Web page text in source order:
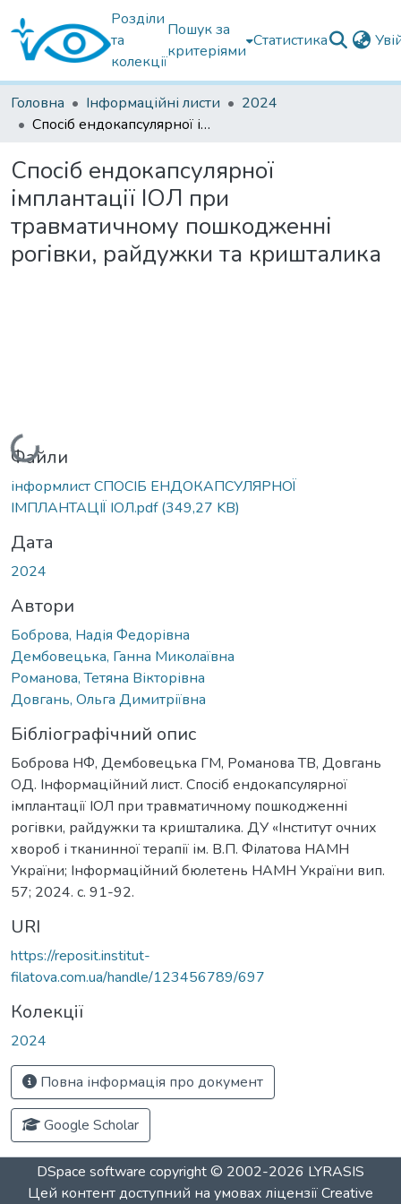
Розділи
та
колекції
Пошук за
критеріями
Статистика
Головна Інформаційні листи
2024
Cпосіб ендокапсулярної імплантації ІОЛ при травматичному пошкодженні рогівки, райдужки та кришталика
Cпосіб ендокапсулярної
імплантації ІОЛ при
травматичному пошкодженні
рогівки, райдужки та кришталика
Вантажиться...
Файли
інформлист CПОСІБ ЕНДОКАПСУЛЯРНОЇ
ІМПЛАНТАЦІЇ ІОЛ.pdf(349,27 KB)
Дата
2024
Автори
Боброва, Надія Федорівна
Дембовецька, Ганна Миколаївна
Романова, Тетяна Вікторівна
Довгань, Ольга Димитріївна
Бібліографічний опис
Боброва НФ, Дембовецька ГМ, Романова ТВ, Довгань
ОД. Інформаційний лист. Cпосіб ендокапсулярної
імплантації ІОЛ при травматичному пошкодженні
рогівки, райдужки та кришталика. ДУ «Інститут очних
хвороб і тканинної терапії ім. В.П. Філатова НАМН
України; Інформаційний бюлетень НАМН України вип.
57; 2024. с. 91-92.
URI
https://reposit.institut-
filatova.com.ua/handle/123456789/697
Колекції
2024
Повна інформація про документ
Google Scholar
DSpace software copyright © 2002-2026 LYRASIS
Цей контент доступний на умовах ліцензіїCreative